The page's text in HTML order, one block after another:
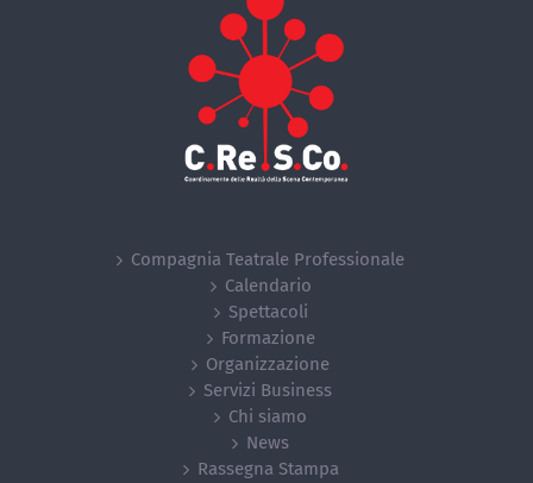
Compagnia Teatrale Professionale
Calendario
Spettacoli
Formazione
Organizzazione
Servizi Business
Chi siamo
News
Rassegna Stampa